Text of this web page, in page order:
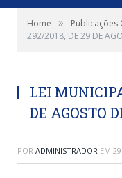
Home » Publicações
292/2018, DE 29 DE
LEI
DE AGOSTO
POR ADMINISTRADOR EM